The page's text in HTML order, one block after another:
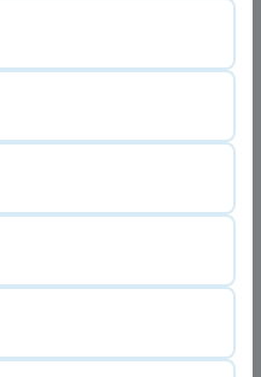
επιχρυσωμένο
€ 520